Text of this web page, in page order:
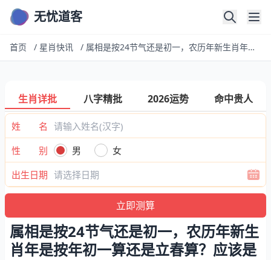
无忧道客
首页 / 星肖快讯 / 属相是按24节气还是初一，农历年新生肖年是按年初一算还是立春算？应该是
生肖详批 八字精批 2026运势 命中贵人
姓 名
性 别
男
女
出生日期
属相是按24节气还是初一，农历年新生
肖年是按年初一算还是立春算？应该是